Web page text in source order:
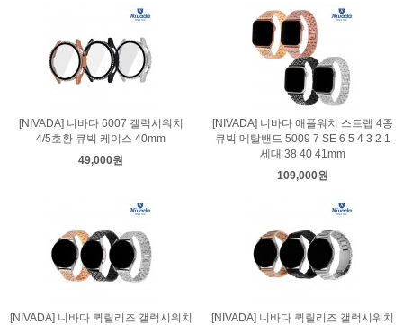
[NIVADA] 니바다 6007 갤럭시워치
4/5호환 큐빅 케이스 40mm
49,000원
[NIVADA] 니바다 애플워치 스트랩 4종
큐빅 메탈밴드 5009 7 SE 6 5 4 3 2 1
세대 38 40 41mm
109,000원
[NIVADA] 니바다 퀵릴리즈 갤럭시워치
[NIVADA] 니바다 퀵릴리즈 갤럭시워치